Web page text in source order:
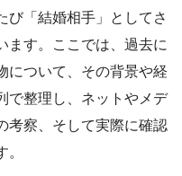
び「結婚相手」としてさ
ます。ここでは、過去に
について、その背景や経
で整理し、ネットやメデ
考察、そして実際に確認